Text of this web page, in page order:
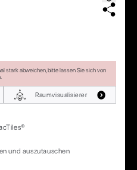
stark abweichen, bitte lassen Sie sich von
Raumvisualisierer
und auszutauschen